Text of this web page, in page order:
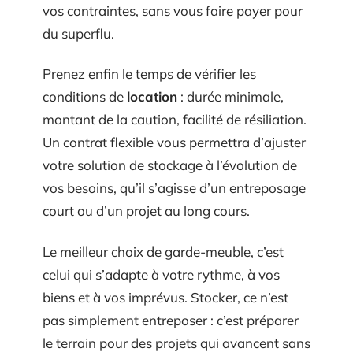
vos contraintes, sans vous faire payer pour
du superflu.
Prenez enfin le temps de vérifier les
conditions de location : durée minimale,
montant de la caution, facilité de résiliation.
Un contrat flexible vous permettra d’ajuster
votre solution de stockage à l’évolution de
vos besoins, qu’il s’agisse d’un entreposage
court ou d’un projet au long cours.
Le meilleur choix de garde-meuble, c’est
celui qui s’adapte à votre rythme, à vos
biens et à vos imprévus. Stocker, ce n’est
pas simplement entreposer : c’est préparer
le terrain pour des projets qui avancent sans